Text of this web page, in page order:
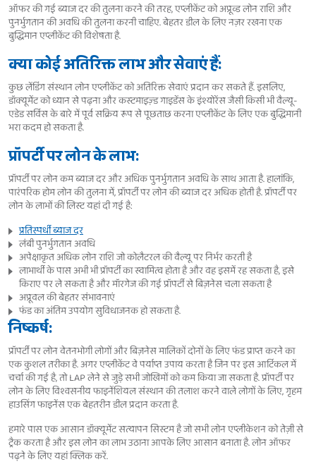
ऑफर की गई ब्याज दर की तुलना करने की तरह, एप्लीकेंट को अप्रूव्ड लोन राशि और
पुनर्भुगतान की अवधि की तुलना करनी चाहिए. बेहतर डील के लिए नज़र रखना एक
बुद्धिमान एप्लीकेंट की विशेषता है.
क्या कोई अतिरिक्त लाभ और सेवाएं हैं:
कुछ लेंडिंग संस्थान लोन एप्लीकेंट को अतिरिक्त सेवाएं प्रदान कर सकते हैं. इसलिए,
डॉक्यूमेंट को ध्यान से पढ़ना और कस्टमाइज़्ड गाइडेंस के इंश्योरेंस जैसी किसी भी वैल्यू-
एडेड सर्विस के बारे में पूर्व सक्रिय रूप से पूछताछ करना एप्लीकेंट के लिए एक बुद्धिमानी
भरा कदम हो सकता है.
प्रॉपर्टी पर लोन के लाभ:
प्रॉपर्टी पर लोन कम ब्याज दर और अधिक पुनर्भुगतान अवधि के साथ आता है. हालांकि,
पारंपरिक होम लोन की तुलना में, प्रॉपर्टी पर लोन की ब्याज दर अधिक होती है. प्रॉपर्टी पर
लोन के लाभों की लिस्ट यहां दी गई है:
प्रतिस्पर्धी ब्याज दर
लंबी पुनर्भुगतान अवधि
अपेक्षाकृत अधिक लोन राशि जो कोलैटरल की वैल्यू पर निर्भर करती है
लाभार्थी के पास अभी भी प्रॉपर्टी का स्वामित्व होता है और वह इसमें रह सकता है, इसे
किराए पर ले सकता है और मॉरगेज की गई प्रॉपर्टी से बिज़नेस चला सकता है
अप्रूवल की बेहतर संभावनाएं
फंड का अंतिम उपयोग सुविधाजनक हो सकता है.
निष्कर्ष:
प्रॉपर्टी पर लोन वेतनभोगी लोगों और बिज़नेस मालिकों दोनों के लिए फंड प्राप्त करने का
एक कुशल तरीका है. अगर एप्लीकेंट वे पर्याप्त उपाय करता है जिन पर इस आर्टिकल में
चर्चा की गई है, तो LAP लेने से जुड़े सभी जोखिमों को कम किया जा सकता है. प्रॉपर्टी पर
लोन के लिए विश्वसनीय फाइनेंशियल संस्थान की तलाश करने वाले लोगों के लिए, गृहम
हाउसिंग फाइनेंस एक बेहतरीन डील प्रदान करता है.
हमारे पास एक आसान डॉक्यूमेंट सत्यापन सिस्टम है जो सभी लोन एप्लीकेशन को तेज़ी से
ट्रैक करता है और इस लोन का लाभ उठाना आपके लिए आसान बनाता है. लोन ऑफर
पढ़ने के लिए यहां क्लिक करें.